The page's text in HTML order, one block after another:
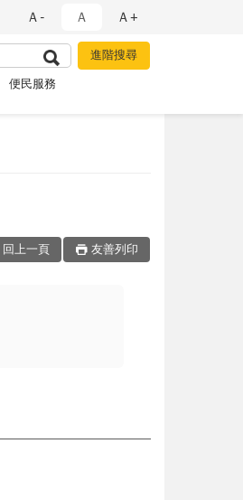
Ａ- Ａ Ａ+
便民服務
回上一頁 友善列印